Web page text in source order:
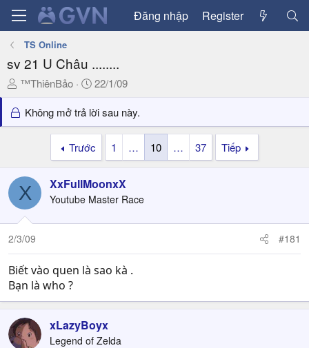
Đăng nhập Register
TS Online
sv 21 U Châu ........
T
r
e
t
a
r
e
r
™ThiênBảo
N
à
y
ử
22/1/09
Không mở trả lời sau này.
Trước 1 … 10 … 37 Tiếp
X XxFullMoonxX
Youtube Master Race
2/3/09 #181
Biết vào quen là sao kà .
Bạn là who ?
xLazyBoyx
Legend of Zelda